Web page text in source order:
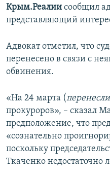
Крым.Реалии сообщил
представляющий
Адвокат отметил, что
перенесено в связи с
обвинения.
«На 24 марта (
прокуроров», – сказал
предположение, что
«сознательно
поскольку
Ткаченко недостаточно